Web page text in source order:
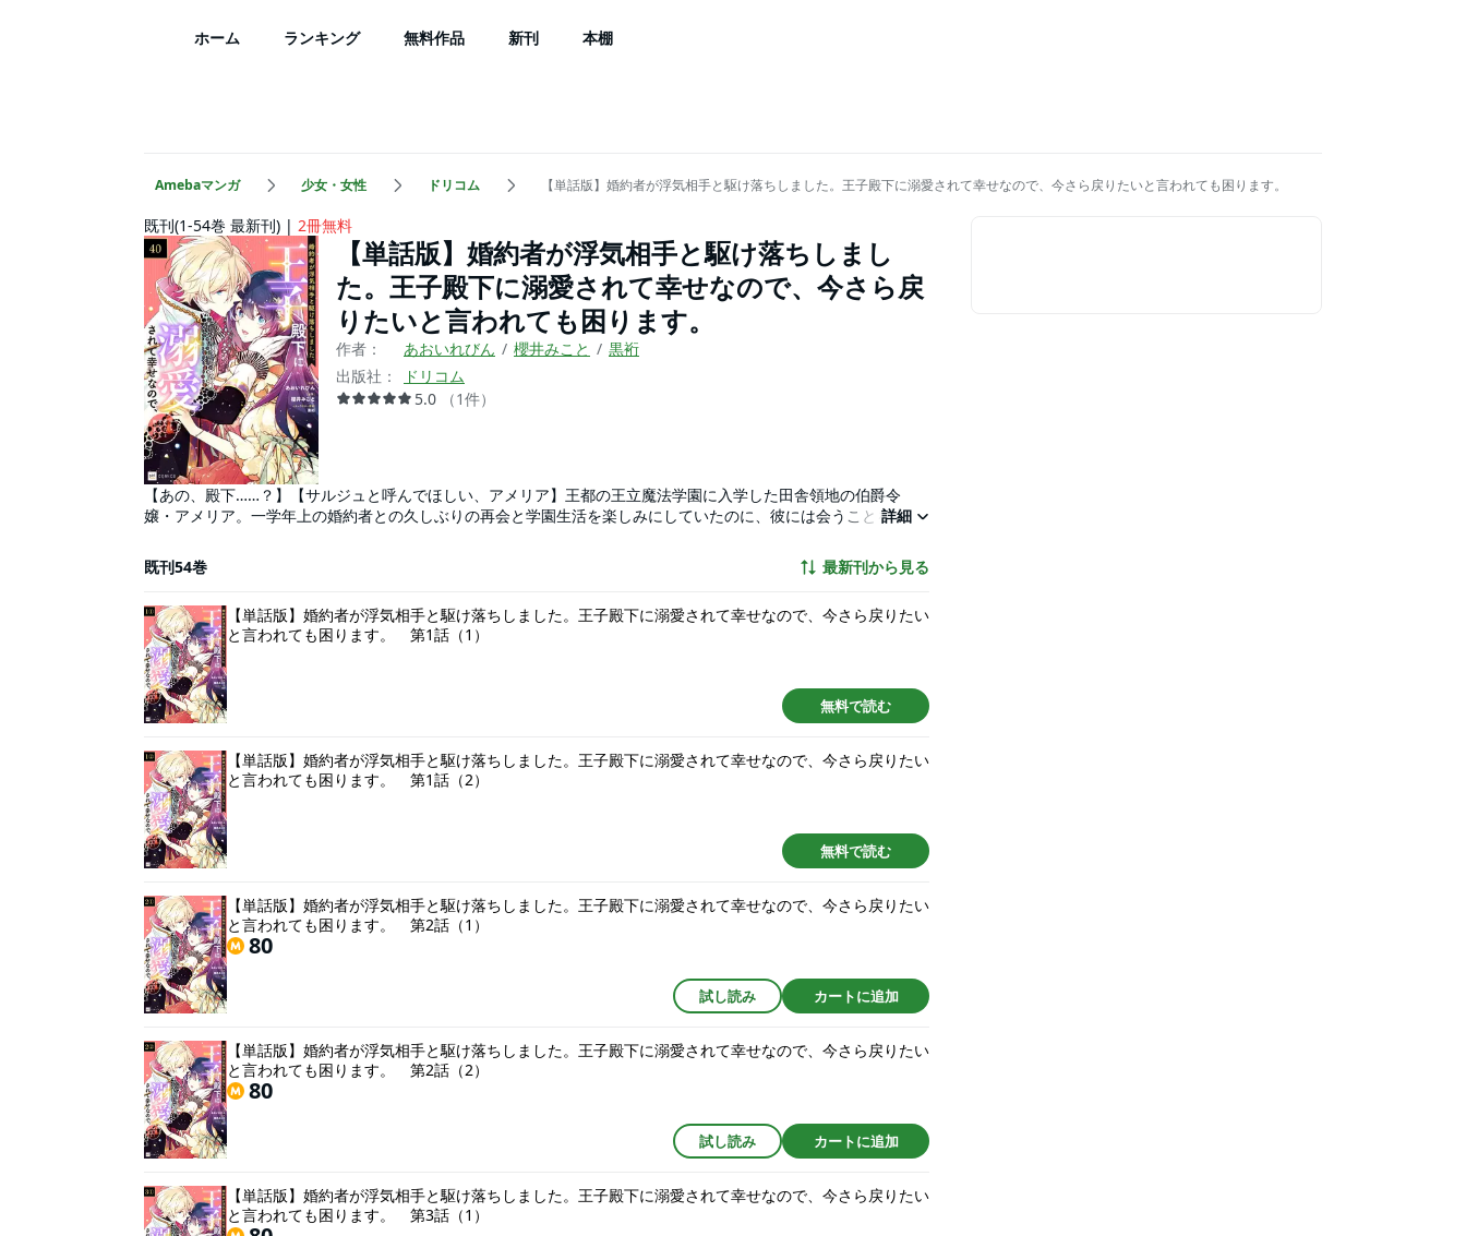
ホーム ランキング 無料作品 新刊 本棚
Amebaマンガ 少女・女性 ドリコム 【単話版】婚約者が浮気相手と駆け落ちしました。王子殿下に溺愛されて幸せなので、今さら戻りたいと言われても困ります。
既刊(1-54巻 最新刊) 2冊無料
【単話版】婚約者が浮気相手と駆け落ちしまし
た。王子殿下に溺愛されて幸せなので、今さら戻
りたいと言われても困ります。
作者： あおいれびん 櫻井みこと
黒裄
出版社：
ドリコム
5.0
（1件）
【あの、殿下……？】【サルジュと呼んでほしい、アメリア】王都の王立魔法学園に入学した田舎領地の伯爵令
嬢・アメリア。一学年上の婚約者との久しぶりの再会と学園生活を楽しみにしていたのに、彼には会うことを拒ま
メリア。頼る人もいない不安な彼女に手を差し伸べたのは、魔法と植物学の研究者で「天才」と名高い美貌の王
子・サルジュ殿下で…!?隠れ一途な天才王子×努力家の嫌われ令嬢が贈る傷心から始まる溺愛ラブロマンス！※本作
詳細
既刊54巻 最新刊から見る
【単話版】婚約者が浮気相手と駆け落ちしました。王子殿下に溺愛されて幸せなので、今さら戻りたい
と言われても困ります。 第1話（1）
無料で読む
【単話版】婚約者が浮気相手と駆け落ちしました。王子殿下に溺愛されて幸せなので、今さら戻りたい
と言われても困ります。 第1話（2）
無料で読む
【単話版】婚約者が浮気相手と駆け落ちしました。王子殿下に溺愛されて幸せなので、今さら戻りたい
と言われても困ります。 第2話（1）
80
試し読み カートに追加
【単話版】婚約者が浮気相手と駆け落ちしました。王子殿下に溺愛されて幸せなので、今さら戻りたい
と言われても困ります。 第2話（2）
80
試し読み カートに追加
【単話版】婚約者が浮気相手と駆け落ちしました。王子殿下に溺愛されて幸せなので、今さら戻りたい
と言われても困ります。 第3話（1）